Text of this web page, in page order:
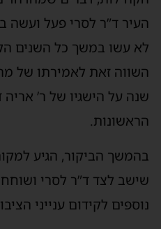
העיר ד”ר לסרי פעל ועשה
לא עשו במשך כל השנים
שנה על הישגיו של ר’ אריה
הראשונות.
בהמשך הביקור, הגיע
שישב לצד ד”ר לסרי
נוספים לקידום ענייני